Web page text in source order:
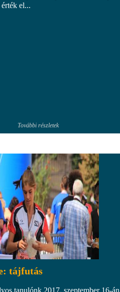
el...
További részletek
tájfutás
tanulónk 2017. szeptember 16-